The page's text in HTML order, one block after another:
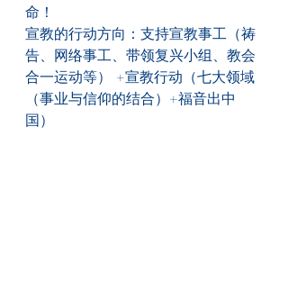
命！
宣教的行动方向：支持宣教事工（祷
告、网络事工、带领复兴小组、教会
合一运动等） +宣教行动（七大领域
（事业与信仰的结合）+福音出中
国）